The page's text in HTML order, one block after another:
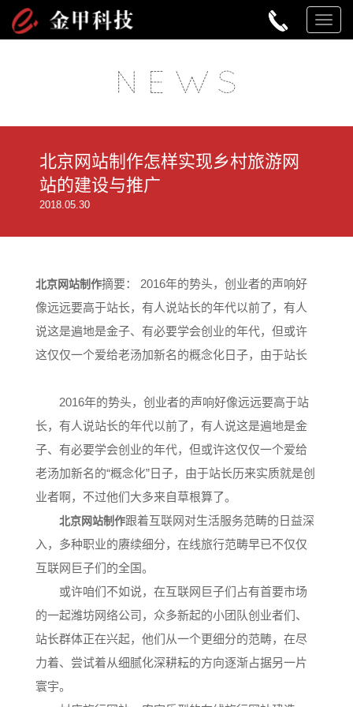
N E W S
北京网站制作怎样实现乡村旅游网
站的建设与推广
2018.05.30
北京网站制作摘要： 2016年的势头，创业者的声响好
像远远要高于站长，有人说站长的年代以前了，有人
说这是遍地是金子、有必要学会创业的年代，但或许
这仅仅一个爱给老汤加新名的概念化日子，由于站长
2016年的势头，创业者的声响好像远远要高于站
长，有人说站长的年代以前了，有人说这是遍地是金
子、有必要学会创业的年代，但或许这仅仅一个爱给
老汤加新名的“概念化”日子，由于站长历来实质就是创
业者啊，不过他们大多来自草根算了。
北京网站制作跟着互联网对生活服务范畴的日益深
入，多种职业的赓续细分，在线旅行范畴早已不仅仅
互联网巨子们的全国。
或许咱们不如说，在互联网巨子们占有首要市场
的一起潍坊网络公司，众多新起的小团队创业者们、
站长群体正在兴起，他们从一个更细分的范畴，在尽
力着、尝试着从细腻化深耕耘的方向逐渐占据另一片
寰宇。